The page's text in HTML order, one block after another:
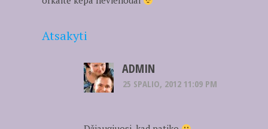
Atsakyti
ADMIN
25 SPALIO, 2012 11:09 PM